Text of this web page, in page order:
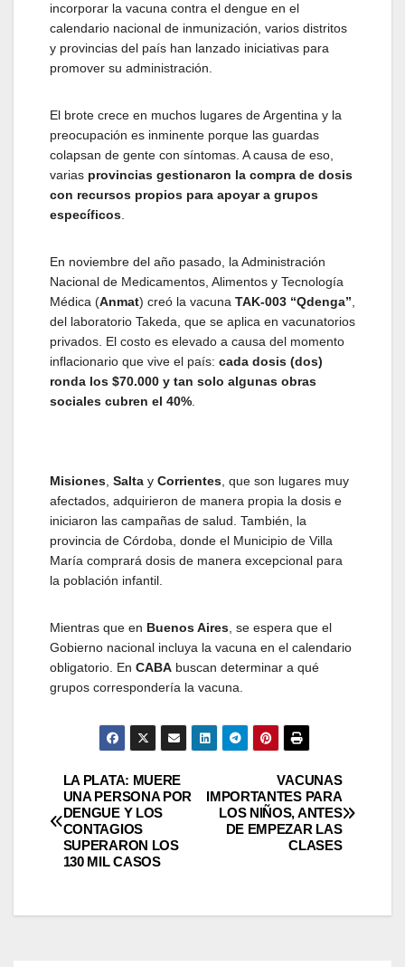
incorporar la vacuna contra el dengue en el
calendario nacional de inmunización, varios distritos
y provincias del país han lanzado iniciativas para
promover su administración.
El brote crece en muchos lugares de Argentina y la
preocupación es inminente porque las guardas
colapsan de gente con síntomas. A causa de eso,
varias provincias gestionaron la compra de dosis
con recursos propios para apoyar a grupos
específicos.
En noviembre del año pasado, la Administración
Nacional de Medicamentos, Alimentos y Tecnología
Médica (Anmat) creó la vacuna TAK-003 “Qdenga”,
del laboratorio Takeda, que se aplica en vacunatorios
privados. El costo es elevado a causa del momento
inflacionario que vive el país: cada dosis (dos)
ronda los $70.000 y tan solo algunas obras
sociales cubren el 40%.
Misiones, Salta y Corrientes, que son lugares muy
afectados, adquirieron de manera propia la dosis e
iniciaron las campañas de salud. También, la
provincia de Córdoba, donde el Municipio de Villa
María comprará dosis de manera excepcional para
la población infantil.
Mientras que en Buenos Aires, se espera que el
Gobierno nacional incluya la vacuna en el calendario
obligatorio. En CABA buscan determinar a qué
grupos correspondería la vacuna.
Navegación
de
entradas
VACUNAS
IMPORTANTES PARA
LOS NIÑOS, ANTES
DE EMPEZAR LAS
CLASES
LA PLATA: MUERE
UNA PERSONA POR
DENGUE Y LOS
CONTAGIOS
SUPERARON LOS
130 MIL CASOS